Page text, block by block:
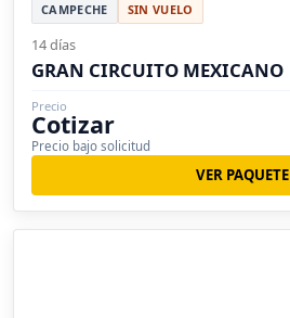
CAMPECHE SIN VUELO
14 días
GRAN CIRCUITO MEXICANO
Precio
Cotizar
Precio bajo solicitud
VER PAQUETE